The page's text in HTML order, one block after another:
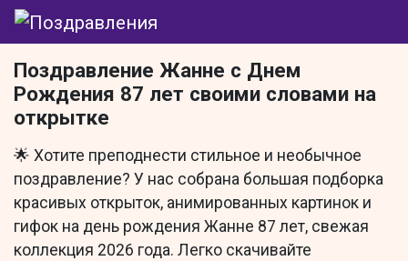
Поздравление Жанне с Днем
Рождения 87 лет своими словами на
открытке
🌟 Хотите преподнести стильное и необычное
поздравление? У нас собрана большая подборка
красивых открыток, анимированных картинок и
гифок на день рождения Жанне 87 лет, свежая
коллекция 2026 года. Легко скачивайте